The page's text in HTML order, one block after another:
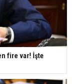
fire var! İşte